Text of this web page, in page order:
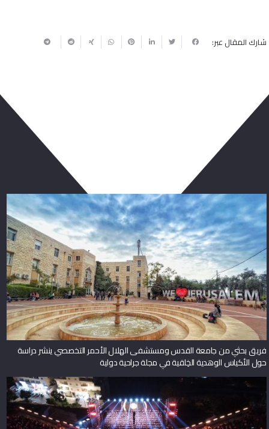
شارك المقال عبر:
فريق بحثي من جامعة القدس ومستشفى الهلال الأحمر التخصصي ينشر دراسة
حول الأكياس الوهدية الخِلقية في مجلة جراحية دولية